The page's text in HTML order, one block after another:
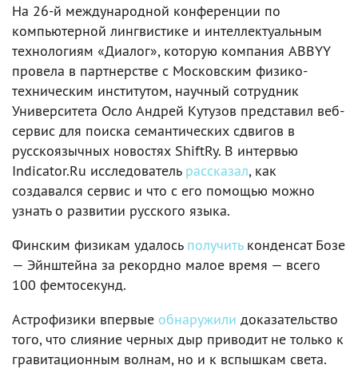
На 26-й международной конференции по
компьютерной лингвистике и интеллектуальным
технологиям «Диалог», которую компания ABBYY
провела в партнерстве с Московским физико-
техническим институтом, научный сотрудник
Университета Осло Андрей Кутузов представил веб-
сервис для поиска семантических сдвигов в
русскоязычных новостях ShiftRy. В интервью
Indicator.Ru исследователь рассказал, как
создавался сервис и что с его помощью можно
узнать о развитии русского языка.
Финским физикам удалось получитьконденсат Бозе
— Эйнштейна за рекордно малое время — всего
100 фемтосекунд.
Астрофизики впервые обнаружили доказательство
того, что слияние черных дыр приводит не только к
гравитационным волнам, но и к вспышкам света.